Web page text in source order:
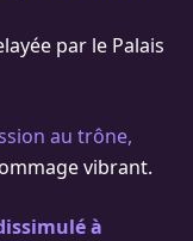
par le Palais
au trône,
vibrant.
à